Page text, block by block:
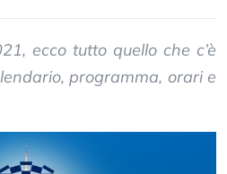
ecco tutto quello che c’è
programma, orari e